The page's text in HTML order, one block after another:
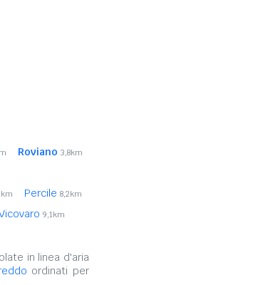
Roviano 3,8km
Percile 8,2km
9,1km
in linea d'aria
ordinati per